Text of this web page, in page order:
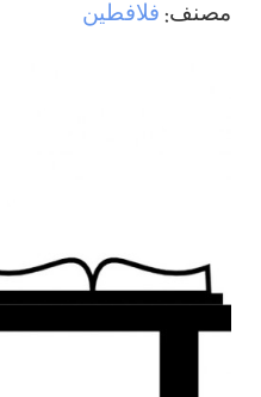
مصنف: فلافطين